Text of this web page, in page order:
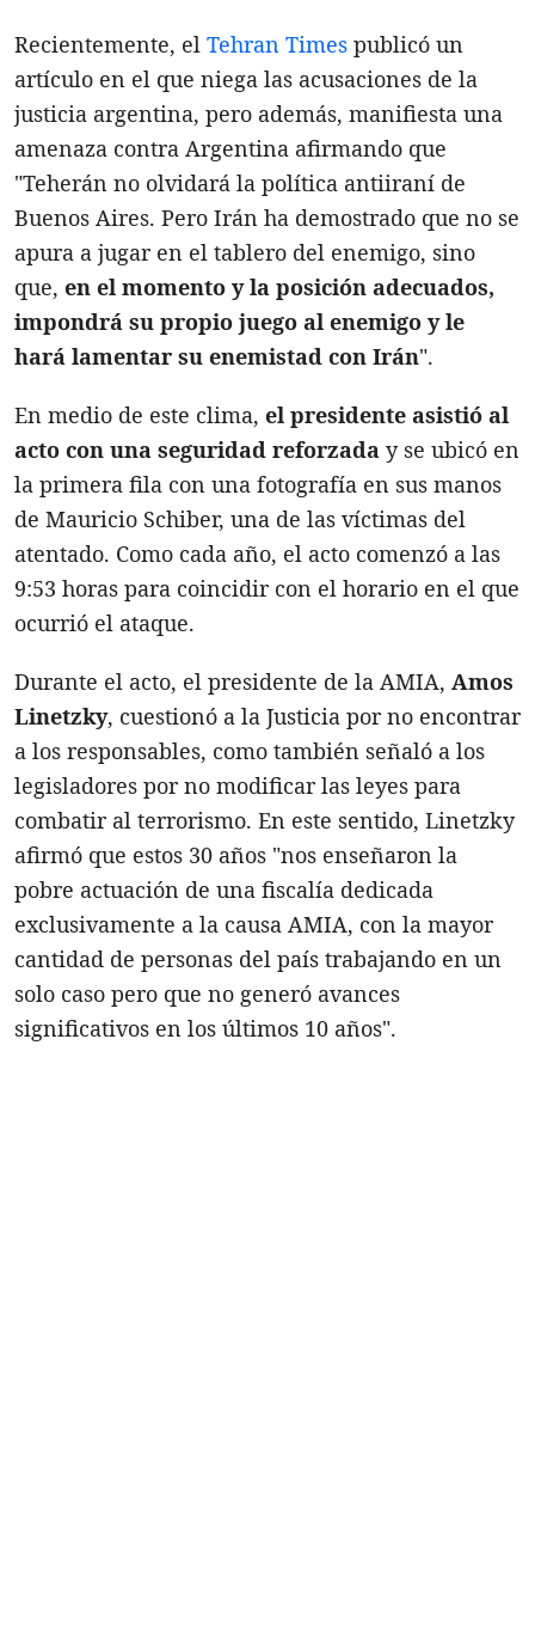
Recientemente, el Tehran Times publicó un
artículo en el que niega las acusaciones de la
justicia argentina, pero además, manifiesta una
amenaza contra Argentina afirmando que
"Teherán no olvidará la política antiiraní de
Buenos Aires. Pero Irán ha demostrado que no se
apura a jugar en el tablero del enemigo, sino
que, en el momento y la posición adecuados,
impondrá su propio juego al enemigo y le
hará lamentar su enemistad con Irán".
En medio de este clima, el presidente asistió al
acto con una seguridad reforzada y se ubicó en
la primera fila con una fotografía en sus manos
de Mauricio Schiber, una de las víctimas del
atentado. Como cada año, el acto comenzó a las
9:53 horas para coincidir con el horario en el que
ocurrió el ataque.
Durante el acto, el presidente de la AMIA, Amos
Linetzky, cuestionó a la Justicia por no encontrar
a los responsables, como también señaló a los
legisladores por no modificar las leyes para
combatir al terrorismo. En este sentido, Linetzky
afirmó que estos 30 años "nos enseñaron la
pobre actuación de una fiscalía dedicada
exclusivamente a la causa AMIA, con la mayor
cantidad de personas del país trabajando en un
solo caso pero que no generó avances
significativos en los últimos 10 años".